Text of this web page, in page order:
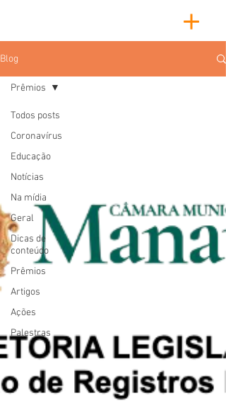
Blog
Todos posts
Coronavírus
Educação
Notícias
Na mídia
Geral
Dicas de
conteúdo
Prêmios
Artigos
Ações
Palestras
Prêmios